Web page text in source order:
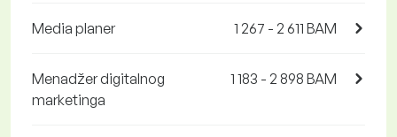
Media planer 1 267 - 2 611 BAM
Menadžer digitalnog
marketinga
1 183 - 2 898 BAM